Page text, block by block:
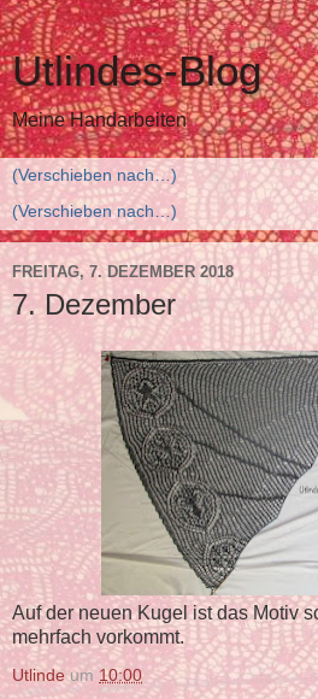
Utlindes-Blog
Meine Handarbeiten
FREITAG, 7. DEZEMBER 2018
7. Dezember
Auf der neuen Kugel ist das Motiv
mehrfach vorkommt.
Utlinde um 10:00